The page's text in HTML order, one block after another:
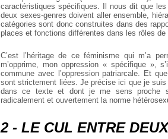
caractéristiques spécifiques. Il nous dit que
deux sexes-genres doivent aller ensemble,
catégories sont donc construites dans des
places et fonctions différentes dans les rôles
C’est l’héritage de ce féminisme qui m’a
m’opprime, mon oppression « spécifique »,
commune avec l’oppression patriarcale. Et
sont strictement liées. Je précise ici que je suis
dans ce texte et dont je me sens proche
radicalement et ouvertement la norme
2 - LE CUL ENTRE